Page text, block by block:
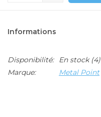
Informations
Disponibilité: En stock(4)
Marque:
Metal Point